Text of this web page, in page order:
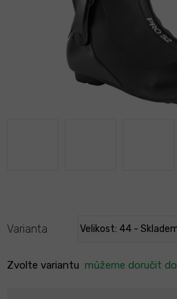
Zvolte variantu můžeme doručit do
Varianta